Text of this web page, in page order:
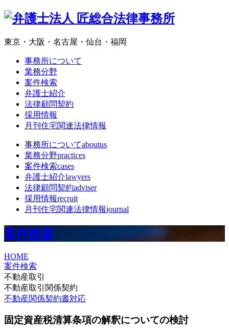
東京・大阪・名古屋・仙台・福岡
事務所について
業務分野
案件検索
弁護士紹介
法律顧問契約
採用情報
月刊住宅関連法律情報
事務所についてaboutus
業務分野practices
案件検索cases
弁護士紹介lawyers
法律顧問契約adviser
採用情報recruit
月刊住宅関連法律情報journal
案件検索
HOME
案件検索
不動産取引
不動産取引関係契約
不動産関係契約書対応
固定資産税清算条項の解釈についての検討